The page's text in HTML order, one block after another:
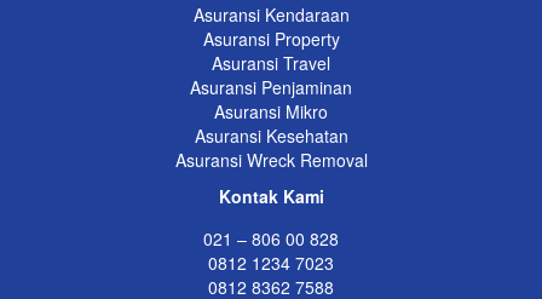
Asuransi Kendaraan
Asuransi Property
Asuransi Travel
Asuransi Penjaminan
Asuransi Mikro
Asuransi Kesehatan
Asuransi Wreck Removal
Kontak Kami
021 – 806 00 828
0812 1234 7023
0812 8362 7588